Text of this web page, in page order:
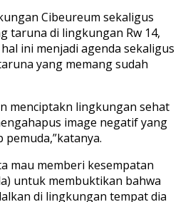
Cibeureum sekaligus
taruna di lingkungan Rw 14,
ini menjadi agenda sekaligus
yang memang sudah
menciptakn lingkungan sehat
image negatif yang
mau memberi kesempatan
untuk membuktikan bahwa
di lingkungan tempat dia